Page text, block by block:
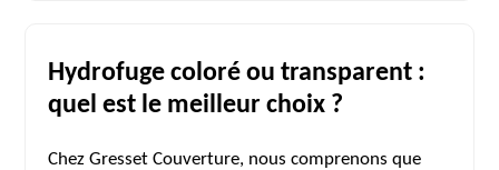
Hydrofuge coloré ou transparent :
quel est le meilleur choix ?
Chez Gresset Couverture, nous comprenons que